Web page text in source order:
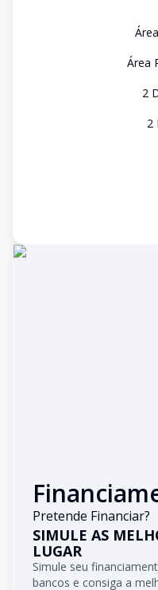
Área
2
2
Pretende Financiar?
SIMULE AS
LUGAR
Simule seu
bancos e consiga a